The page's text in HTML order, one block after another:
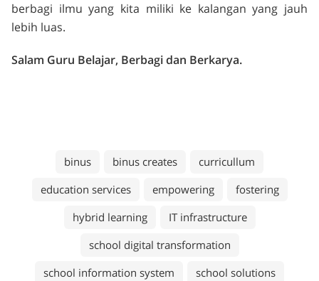
berbagi ilmu yang kita miliki ke kalangan yang jauh
lebih luas.
Salam Guru Belajar, Berbagi dan Berkarya.
binus binus creates
curricullum
education services
empowering
fostering
hybrid learning
IT infrastructure
school digital transformation
school information system
school solutions